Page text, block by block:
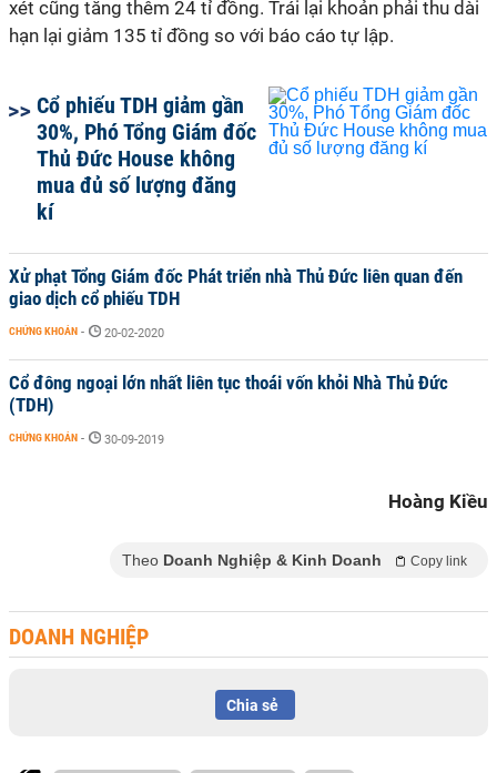
xét cũng tăng thêm 24 tỉ đồng. Trái lại khoản phải thu dài
hạn lại giảm 135 tỉ đồng so với báo cáo tự lập.
Cổ phiếu TDH giảm gần
30%, Phó Tổng Giám đốc
Thủ Đức House không
mua đủ số lượng đăng
kí
Xử phạt Tổng Giám đốc Phát triển nhà Thủ Đức liên quan đến
giao dịch cổ phiếu TDH
CHỨNG KHOÁN - 20-02-2020
Cổ đông ngoại lớn nhất liên tục thoái vốn khỏi Nhà Thủ Đức
(TDH)
CHỨNG KHOÁN - 30-09-2019
Hoàng Kiều
Theo Doanh Nghiệp & Kinh Doanh Copy link
DOANH NGHIỆP
Chia sẻ